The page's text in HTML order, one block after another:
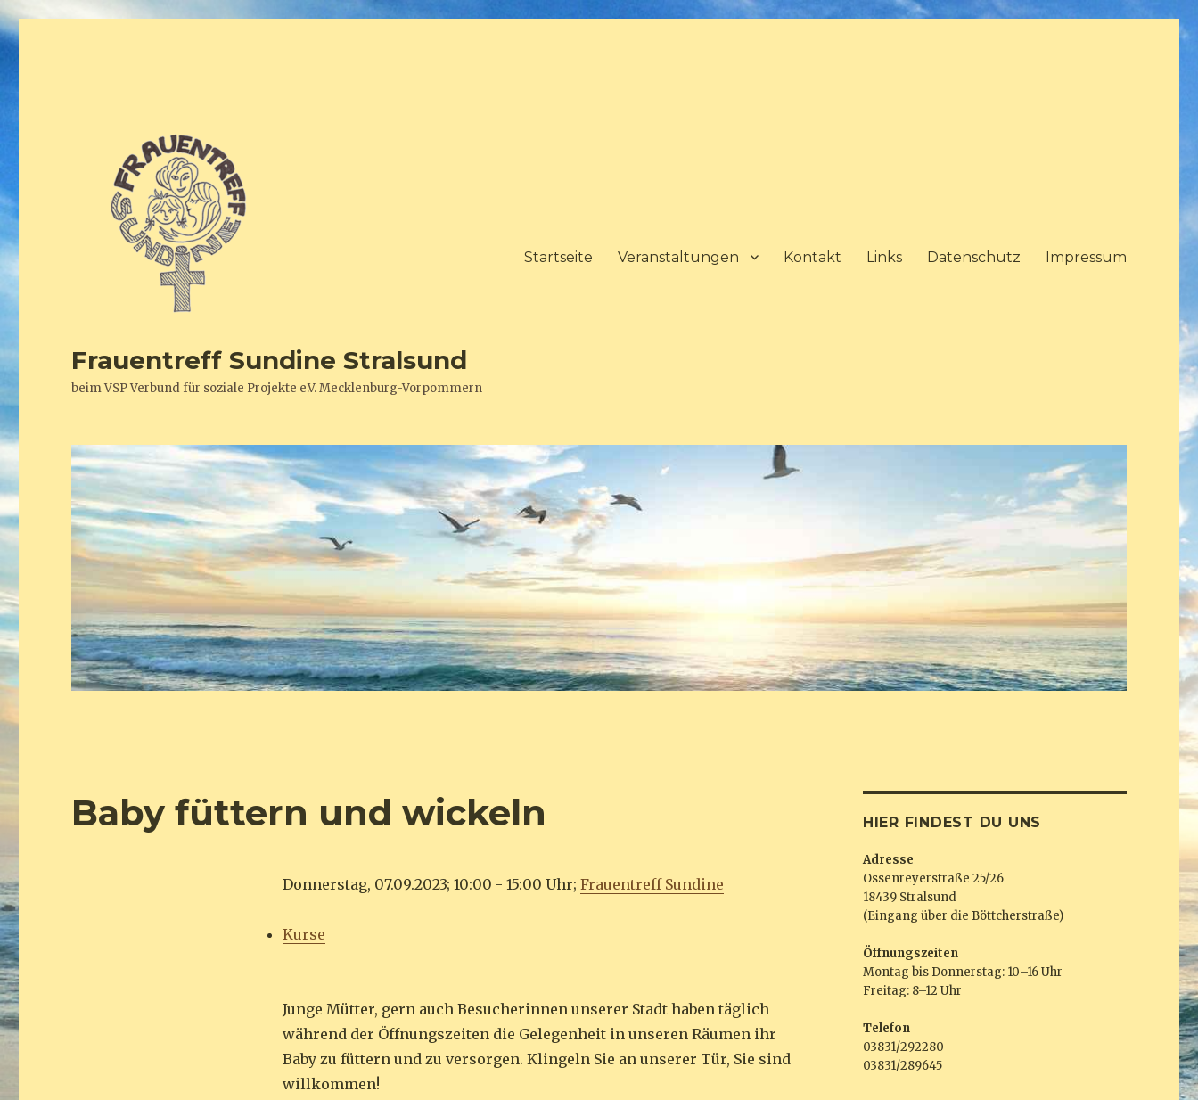
Frauentreff Sundine Stralsund
beim VSP Verbund für soziale Projekte e.V. Mecklenburg-Vorpommern
Startseite Veranstaltungen Kontakt Links Datenschutz Impressum
Baby füttern und wickeln
Donnerstag, 07.09.2023; 10:00 - 15:00 Uhr; Frauentreff Sundine
Kurse
Junge Mütter, gern auch Besucherinnen unserer Stadt haben täglich
während der Öffnungszeiten die Gelegenheit in unseren Räumen ihr
Baby zu füttern und zu versorgen. Klingeln Sie an unserer Tür, Sie sind
willkommen!
HIER FINDEST DU UNS
Adresse
Ossenreyerstraße 25/26
18439 Stralsund
(Eingang über die Böttcherstraße)
Öffnungszeiten
Montag bis Donnerstag: 10–16 Uhr
Freitag: 8–12 Uhr
Telefon
03831/292280
03831/289645